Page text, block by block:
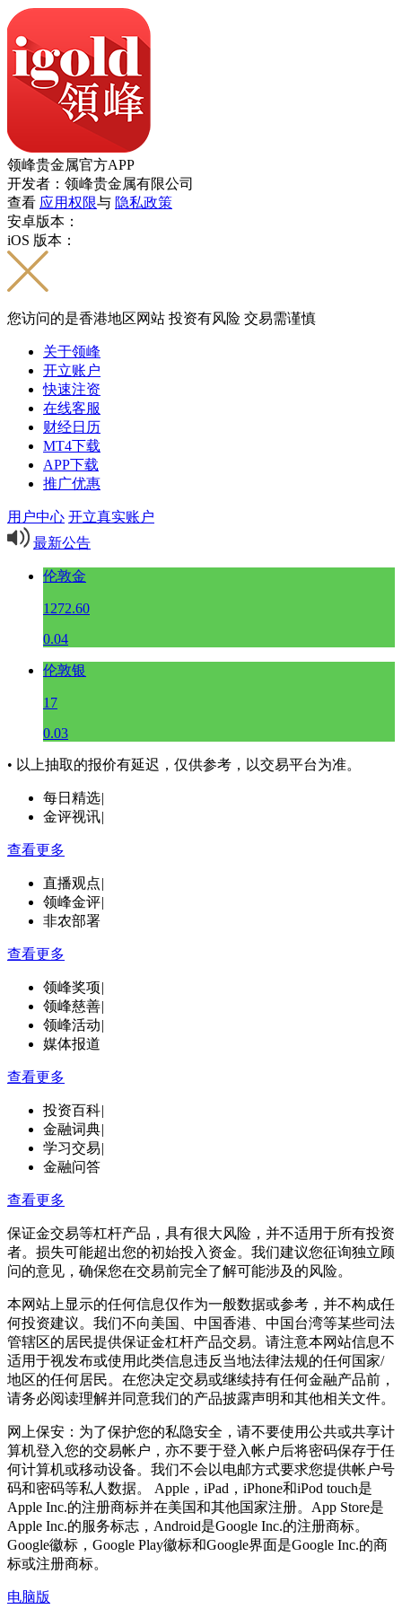
领峰贵金属官方APP
开发者：领峰贵金属有限公司
查看 应用权限与 隐私政策
安卓版本：
iOS 版本：
您访问的是香港地区网站 投资有风险 交易需谨慎
关于领峰
开立账户
快速注资
在线客服
财经日历
MT4下载
APP下载
推广优惠
用户中心 开立真实账户
最新公告
伦敦金
1272.60
0.04
伦敦银
17
0.03
• 以上抽取的报价有延迟，仅供参考，以交易平台为准。
每日精选|
金评视讯|
查看更多
直播观点|
领峰金评|
非农部署
查看更多
领峰奖项|
领峰慈善|
领峰活动|
媒体报道
查看更多
投资百科|
金融词典|
学习交易|
金融问答
查看更多
保证金交易等杠杆产品，具有很大风险，并不适用于所有投资
者。损失可能超出您的初始投入资金。我们建议您征询独立顾
问的意见，确保您在交易前完全了解可能涉及的风险。
本网站上显示的任何信息仅作为一般数据或参考，并不构成任
何投资建议。我们不向美国、中国香港、中国台湾等某些司法
管辖区的居民提供保证金杠杆产品交易。请注意本网站信息不
适用于视发布或使用此类信息违反当地法律法规的任何国家/
地区的任何居民。在您决定交易或继续持有任何金融产品前，
请务必阅读理解并同意我们的产品披露声明和其他相关文件。
网上保安：为了保护您的私隐安全，请不要使用公共或共享计
算机登入您的交易帐户，亦不要于登入帐户后将密码保存于任
何计算机或移动设备。我们不会以电邮方式要求您提供帐户号
码和密码等私人数据。 Apple，iPad，iPhone和iPod touch是
Apple Inc.的注册商标并在美国和其他国家注册。App Store是
Apple Inc.的服务标志，Android是Google Inc.的注册商标。
Google徽标，Google Play徽标和Google界面是Google Inc.的商
标或注册商标。
电脑版